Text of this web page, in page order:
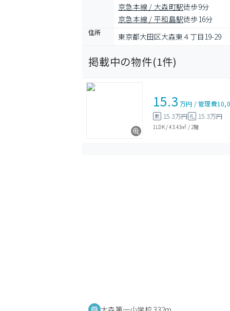
京急本線 / 大森町駅徒歩9分
京急本線 / 平和島駅徒歩16分
住所 東京都大田区大森東４丁目19-29
掲載中の物件(1件)
15.3 万円 /管理費
敷 15.3万円 礼 15.3万円
1LDK/43.43㎡ / 2階